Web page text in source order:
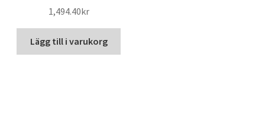
1,494.40kr
Lägg till i varukorg